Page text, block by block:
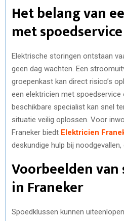
Het belang van
met spoedservice
Elektrische storingen ontstaan
geen dag wachten. Een
groepenkast kan direct risico’s
een elektricien met spoedservice
beschikbare specialist kan snel
situatie veilig oplossen. Voor
Franeker biedt Elektricien
deskundige hulp bij noodgevallen,
Voorbeelden van
in Franeker
Spoedklussen kunnen